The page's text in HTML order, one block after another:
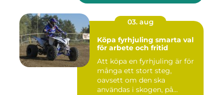
03. aug
Köpa fyrhjuling smarta val
för arbete och fritid
Att köpa en fyrhjuling är för
många ett stort steg,
oavsett om den ska
användas i skogen, på